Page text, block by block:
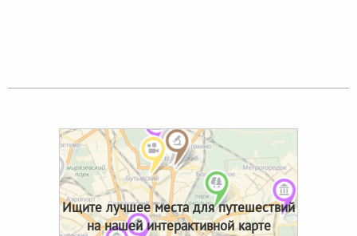
Ищите лучшее места для путешествий
на нашей интерактивной карте